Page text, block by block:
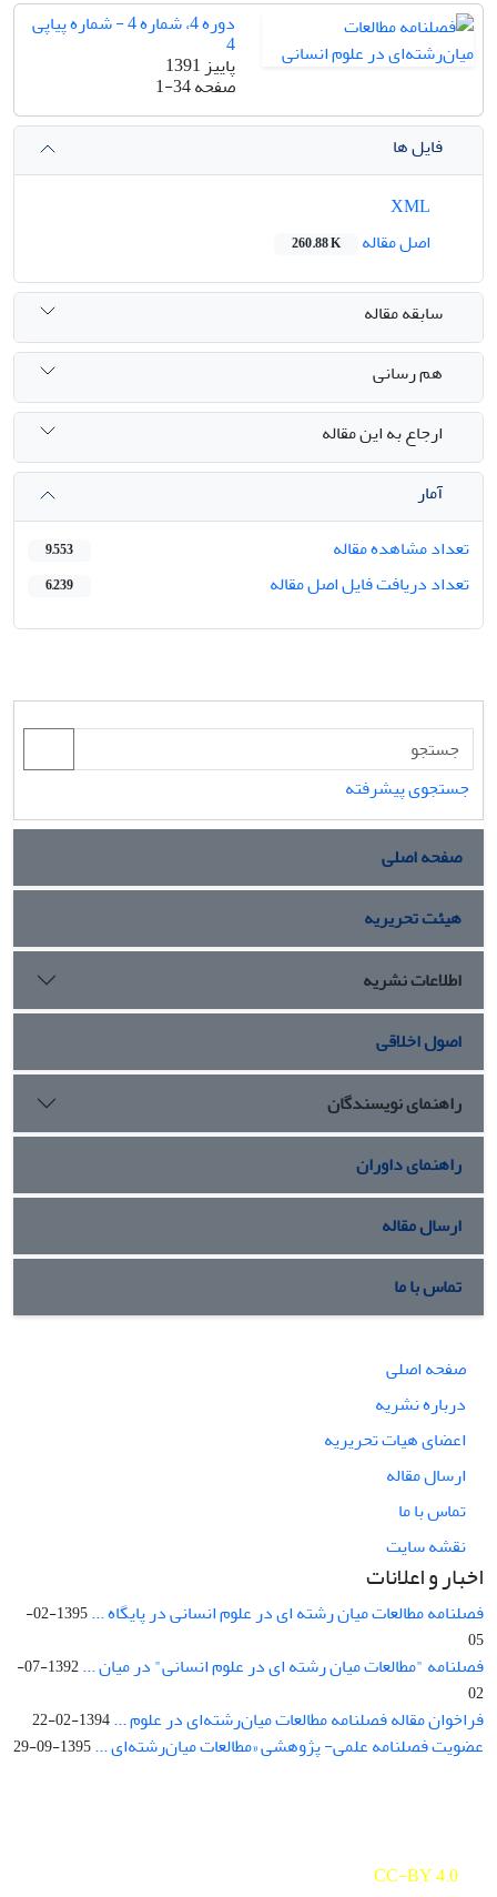
دوره 4، شماره 4 - شماره پیاپی
4
پاییز 1391
صفحه1-34
فایل ها
اصل مقاله
260.88 K
سابقه مقاله
هم رسانی
ارجاع به این مقاله
آمار
تعداد مشاهده مقاله
9,553
تعداد دریافت فایل اصل مقاله 6,239
جستجوی پیشرفته
صفحه اصلی
هیئت تحریریه
اطلاعات نشریه
اصول اخلاقی
راهنمای نویسندگان
راهنمای داوران
ارسال مقاله
تماس با ما
صفحه اصلی
درباره نشریه
اعضای هیات تحریریه
ارسال مقاله
تماس با ما
نقشه سایت
اخبار و اعلانات
فصلنامه مطالعات میان رشته ای در علوم انسانی در پایگاه ...
1395-02-
05
فصلنامه "مطالعات میان رشته ای در علوم انسانی" در میان ...
1392-07-
02
فراخوان مقاله فصلنامه مطالعات میان‌رشته‌ای در علوم ...1394-02-22
عضویت فصلنامه علمی- پژوهشی «مطالعات میان‌رشته‌ای ...1395-09-29
CC-BY 4.0